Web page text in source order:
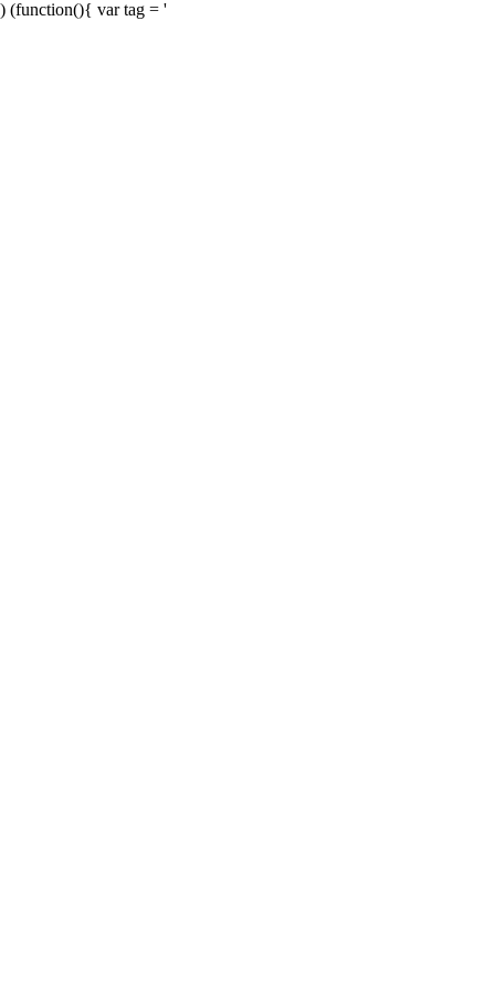
) (function(){ var tag = '